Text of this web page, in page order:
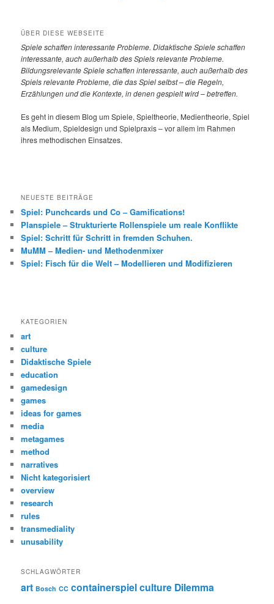
ÜBER DIESE WEBSEITE
Spieleschaffen interessante Probleme. Didaktische Spiele schaffen
interessante, auch außerhalb des Spiels relevante Probleme.
Bildungsrelevante Spiele schaffen interessante, auch außerhalb des
Spiels relevante Probleme, die das Spiel selbst – die Regeln,
Erzählungen und die Kontexte, in denen gespielt wird – betreffen.
Es geht in diesem Blog um Spiele, Spieltheorie, Medientheorie, Spiel
als Medium, Spieldesign und Spielpraxis – vor allem im Rahmen
ihres methodischen Einsatzes.
NEUESTE BEITRÄGE
Spiel: Punchcards und Co – Gamifications!
Planspiele – Strukturierte Rollenspiele um reale Konflikte
Spiel: Schritt für Schritt in fremden Schuhen.
MuMM – Medien- und Methodenmixer
Spiel: Fisch für die Welt – Modellieren und Modifizieren
KATEGORIEN
art
culture
Didaktische Spiele
education
gamedesign
games
ideas for games
media
metagames
method
narratives
Nicht kategorisiert
overview
research
rules
transmediality
unusability
SCHLAGWÖRTER
art Bosch CC containerspielculture Dilemma